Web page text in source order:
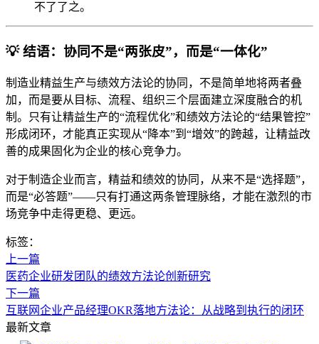
不了了之。
💡 结语：协同不是“两张皮”，而是“一体化”
制造业精益生产与绩效方法论的协同，不是简单地将两者叠
加，而是要从目标、流程、组织三个层面建立深度融合的机
制。只有让精益生产的“流程优化”和绩效方法论的“结果管控”
形成闭环，才能真正实现从“降本”到“增效”的跨越，让精益改
善的成果固化为企业的核心竞争力。
对于制造企业而言，精益和绩效的协同，从来不是“选择题”，
而是“必答题”——只有打通这两条管理脉络，才能在激烈的市
场竞争中走得更稳、更远。
标签：
上一篇
医药企业研发团队的绩效方法论创新研究
下一篇
互联网企业产品经理OKR落地方法论：从战略到执行的闭环
最新文章